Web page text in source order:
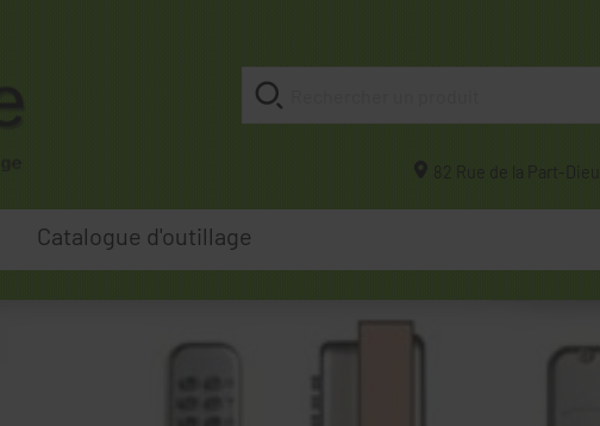
82 Rue de la Part-Dieu,
Catalogue d'outillage